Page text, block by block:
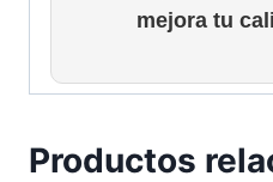
mejora tu
Productos